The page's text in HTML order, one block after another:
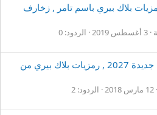
تامر 2027 , رمزيات بلاك بيري باسم تامر , زخارف
3 أغسطس 2019
الردود: 0
رمزيات بلاك بيري كشخه جديدة 2027 , رمزيات بلاك بيري من
12 مارس 2018
الردود: 2